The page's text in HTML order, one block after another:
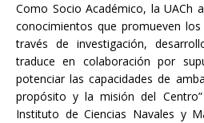
Como Socio Académico, la UACh
conocimientos que promueven
través de investigación,
traduce en colaboración por
potenciar las capacidades de
propósito y la misión del
Instituto de Ciencias Navales y